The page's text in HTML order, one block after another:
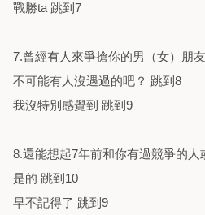
戰勝ta 跳到7
7.曾經有人來爭搶你的男（女）朋友
不可能有人沒遇過的吧？ 跳到8
我沒特別感覺到 跳到9
8.還能想起7年前和你有過競爭的人
是的 跳到10
早不記得了 跳到9